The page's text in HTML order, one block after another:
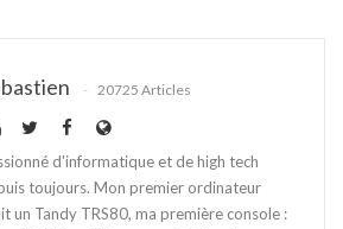
20725 Articles
d'informatique et de high tech
toujours. Mon premier ordinateur
un Tandy TRS80, ma première console :